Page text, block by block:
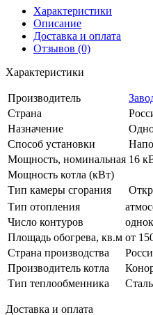
Характеристики
Описание
Доставка и оплата
Отзывов (0)
Характеристики
Производитель
Страна
Назначение
Способ установки
Мощность, номинальная 16
Мощность котла (кВт)
Тип камеры сгорания
Тип отопления
Число контуров
Площадь обогрева, кв.м от
Страна производства
Производитель котла
Тип теплообменника
Доставка и оплата